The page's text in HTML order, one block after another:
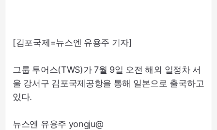
[김포국제=뉴스엔 유용주 기자]
그룹 투어스(TWS)가 7월 9일 오전 해외 일정차 서
울 강서구 김포국제공항을 통해 일본으로 출국하고
있다.
뉴스엔 유용주 yongju@